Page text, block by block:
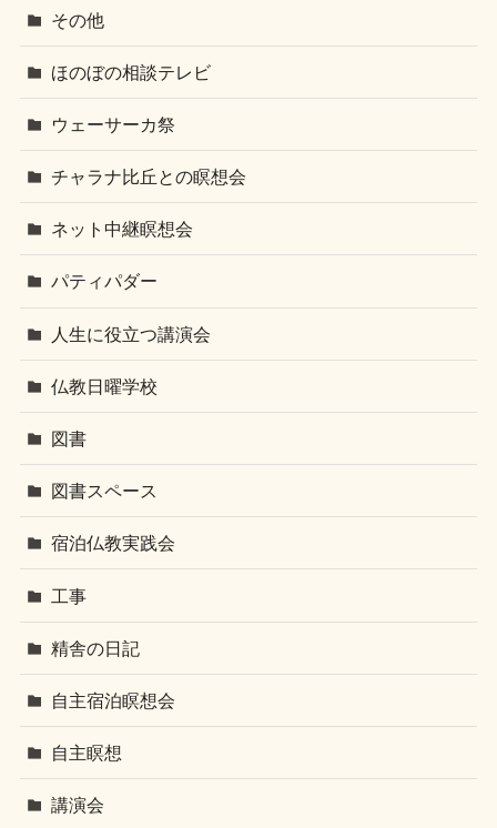
その他
ほのぼの相談テレビ
ウェーサーカ祭
チャラナ比丘との瞑想会
ネット中継瞑想会
パティパダー
人生に役立つ講演会
仏教日曜学校
図書
図書スペース
宿泊仏教実践会
工事
精舎の日記
自主宿泊瞑想会
自主瞑想
講演会